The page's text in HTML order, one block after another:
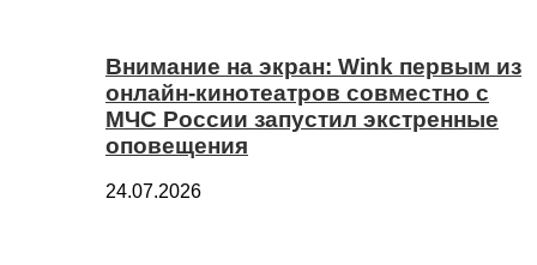
Внимание на экран: Wink первым из
онлайн-кинотеатров совместно с
МЧС России запустил экстренные
оповещения
24.07.2026